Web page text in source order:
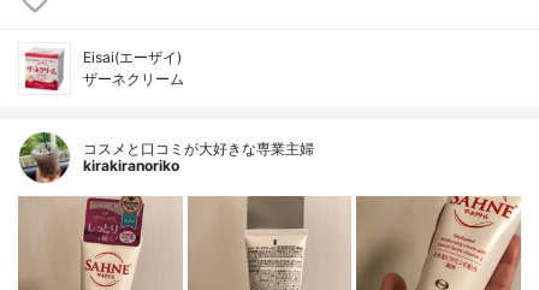
Eisai(エーザイ)
ザーネクリーム
コスメと口コミが大好きな専業主婦
kirakiranoriko